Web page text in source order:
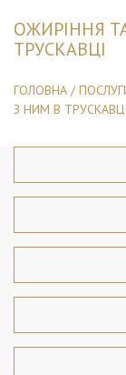
ОЖИРІННЯ
ТРУСКАВЦІ
ГОЛОВНА /
З НИМ В ТРУСКАВЦІ